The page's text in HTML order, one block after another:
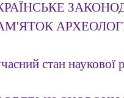
стан наукової